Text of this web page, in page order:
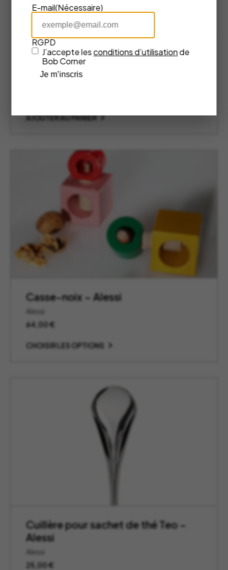
Presse-agrume électrique Toru –
Alessi
AJOUTER AU PANIER
Casse-noix – Alessi
Alessi
64,00€
CHOISIR LES OPTIONS
Cuillère pour sachet de thé Teo –
Alessi
Alessi
25,00€
E-mail(Nécessaire)
RGPD
J’accepte lesconditions d’utilisationde
Bob Corner
Je m’inscris